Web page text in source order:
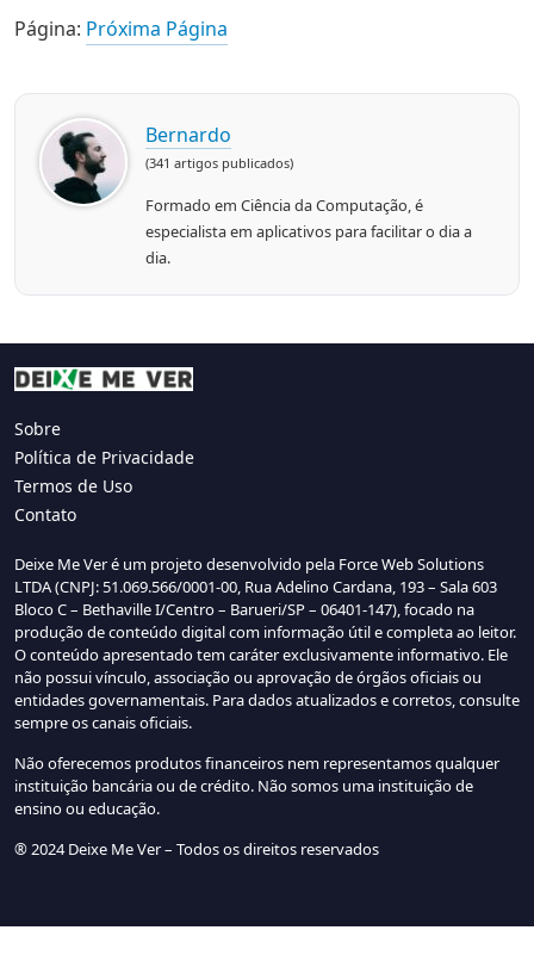
Página: Próxima Página
Bernardo
(341 artigos publicados)
Formado em Ciência da Computação, é
especialista em aplicativos para facilitar o dia a
dia.
Sobre
Política de Privacidade
Termos de Uso
Contato
Deixe Me Ver é um projeto desenvolvido pela Force Web Solutions
LTDA (CNPJ: 51.069.566/0001-00, Rua Adelino Cardana, 193 – Sala 603
Bloco C – Bethaville I/Centro – Barueri/SP – 06401-147), focado na
produção de conteúdo digital com informação útil e completa ao leitor.
O conteúdo apresentado tem caráter exclusivamente informativo. Ele
não possui vínculo, associação ou aprovação de órgãos oficiais ou
entidades governamentais. Para dados atualizados e corretos, consulte
sempre os canais oficiais.
Não oferecemos produtos financeiros nem representamos qualquer
instituição bancária ou de crédito. Não somos uma instituição de
ensino ou educação.
® 2024 Deixe Me Ver – Todos os direitos reservados